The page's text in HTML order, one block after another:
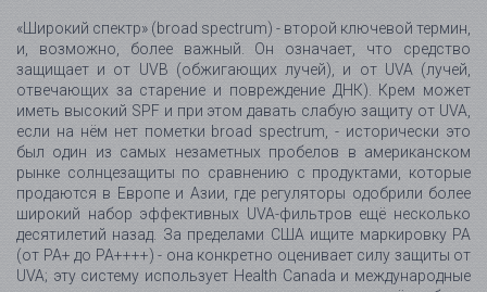
«Широкий спектр» (broad spectrum) - второй ключевой термин,
и, возможно, более важный. Он означает, что средство
защищает и от UVB (обжигающих лучей), и от UVA (лучей,
отвечающих за старение и повреждение ДНК). Крем может
иметь высокий SPF и при этом давать слабую защиту от UVA,
если на нём нет пометки broad spectrum, - исторически это
был один из самых незаметных пробелов в американском
рынке солнцезащиты по сравнению с продуктами, которые
продаются в Европе и Азии, где регуляторы одобрили более
широкий набор эффективных UVA-фильтров ещё несколько
десятилетий назад. За пределами США ищите маркировку PA
(от PA+ до PA++++) - она конкретно оценивает силу защиты от
UVA; эту систему использует Health Canada и международные